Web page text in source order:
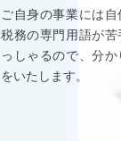
ご自身の事業には自
税務の専門用語が
っしゃるので、分
をいたします。